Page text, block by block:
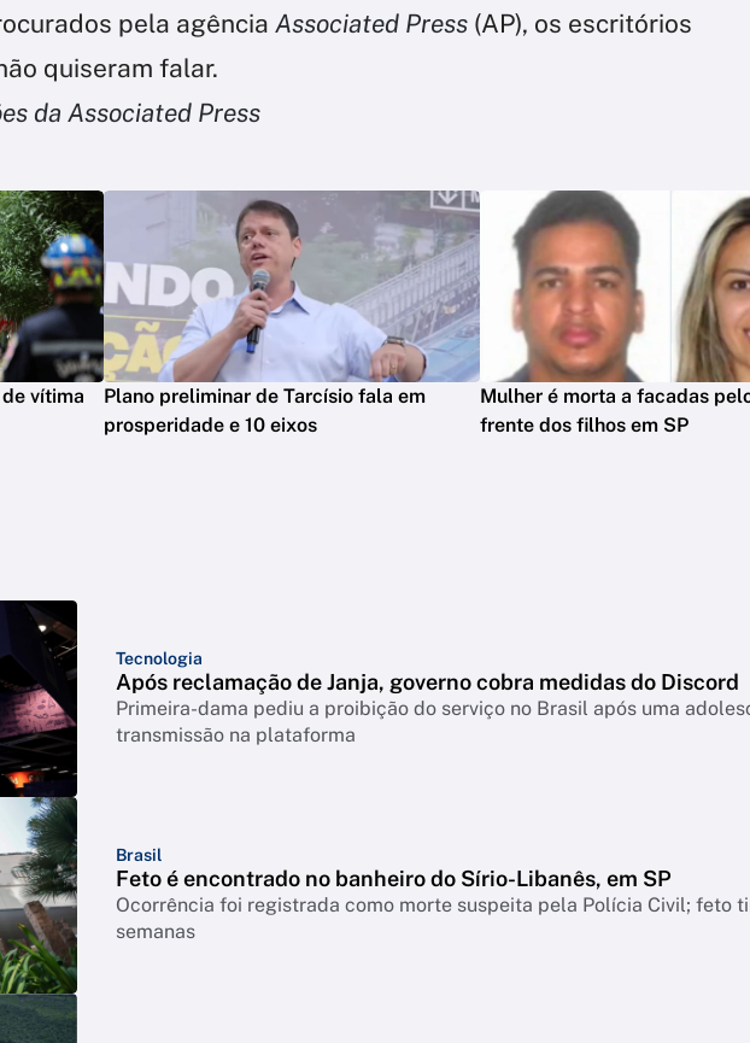
pela agência Associated Press (AP), os escritórios
quiseram falar.
da Associated Press
vítima
Plano preliminar de Tarcísio fala em
prosperidade e 10 eixos
Mulher é morta a facadas
frente dos filhos em SP
Tecnologia
Após reclamação de Janja, governo cobra medidas do Discord
Primeira-dama pediu a proibição do serviço no Brasil após uma
transmissão na plataforma
Brasil
Feto é encontrado no banheiro do Sírio-Libanês, em SP
Ocorrência foi registrada como morte suspeita pela Polícia Civil; feto
semanas